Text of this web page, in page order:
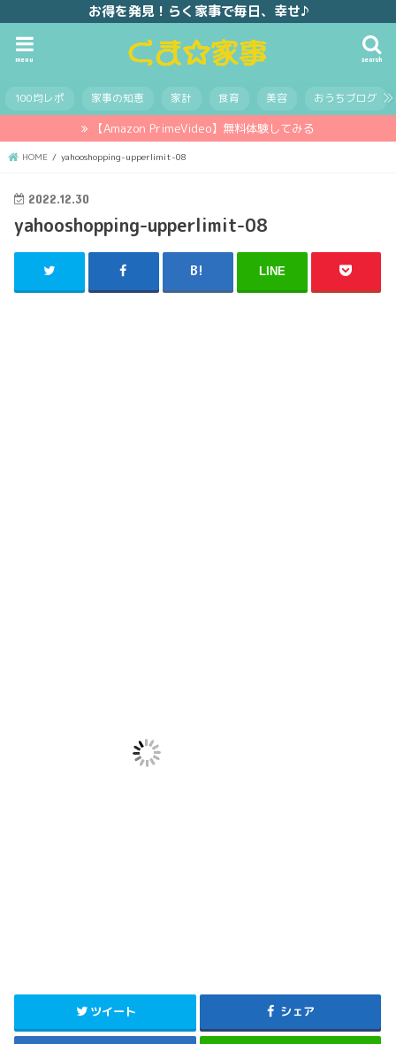
お得を発見！らく家事で毎日、幸せ♪
search
menu
100均レポ 家事の知恵 家計 食育 美容 おうちブログ
【Amazon PrimeVideo】無料体験してみる
HOME yahooshopping-upperlimit-08
2022.12.30
yahooshopping-upperlimit-08
LINE
ツイート シェア